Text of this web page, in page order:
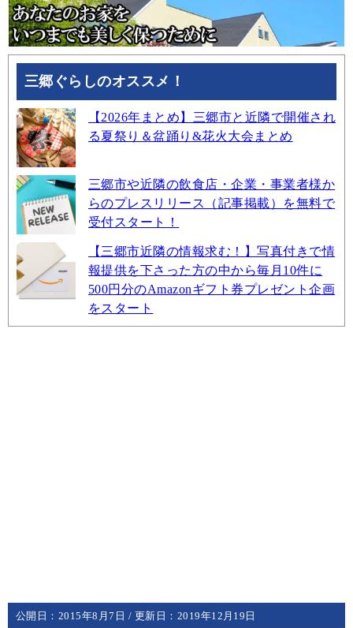
三郷ぐらしのオススメ！
【2026年まとめ】三郷市と近隣で開催され
る夏祭り＆盆踊り&花火大会まとめ
三郷市や近隣の飲食店・企業・事業者様か
らのプレスリリース（記事掲載）を無料で
受付スタート！
【三郷市近隣の情報求む！】写真付きで情
報提供を下さった方の中から毎月10件に
500円分のAmazonギフト券プレゼント企画
をスタート
公開日： 2015年8月7日 / 更新日： 2019年12月19日